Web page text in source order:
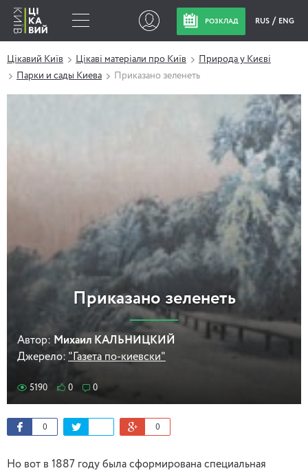
РОЗКЛАД RUS ENG
Цікавий Київ Цікаві матеріали про Київ
Природа у Києві
Парки и сады Киева
Приказано зеленеть
Приказано зеленеть
Автор: Михаил КАЛЬНИЦКИЙ
Джерело: "Газета по-киевски"
5190 0 0
0 0
Но вот в 1887 году была сформирована специальная